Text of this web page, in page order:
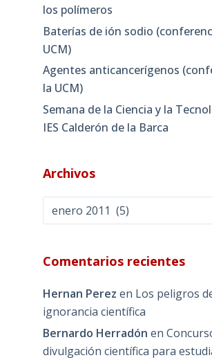
los polímeros
Baterías de ión sodio
UCM)
Agentes anticancerígenos
la UCM)
Semana de la Ciencia y la
IES Calderón de la Barca
Archivos
Comentarios recientes
Hernan Perez en Los peligros
ignorancia científica
Bernardo Herradón en
divulgación científica para